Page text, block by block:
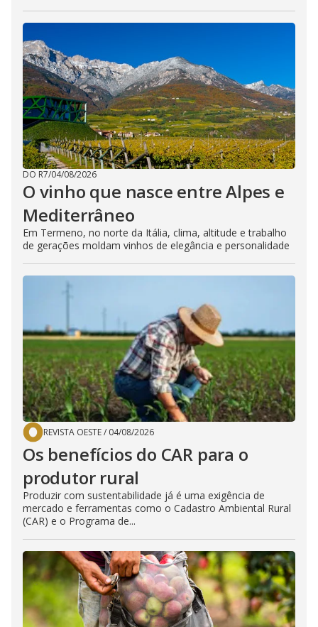
DO R7/04/08/2026
O vinho que nasce entre Alpes e
Mediterrâneo
Em Termeno, no norte da Itália, clima, altitude e trabalho
de gerações moldam vinhos de elegância e personalidade
REVISTA OESTE/ 04/08/2026
Os benefícios do CAR para o
produtor rural
Produzir com sustentabilidade já é uma exigência de
mercado e ferramentas como o Cadastro Ambiental Rural
(CAR) e o Programa de...